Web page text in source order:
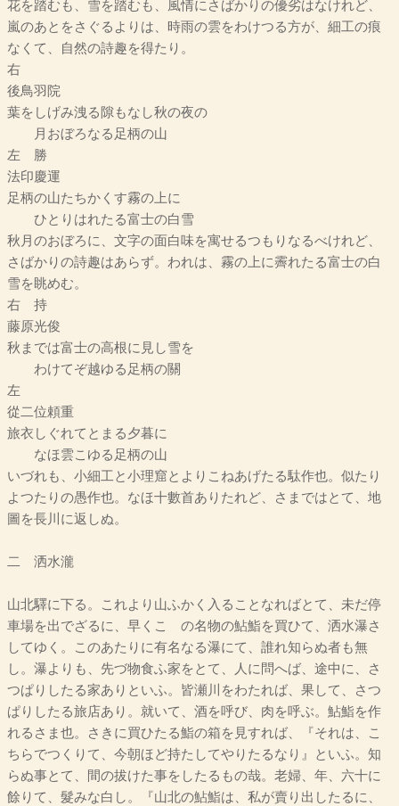
花を踏むも、雪を踏むも、風情にさばかりの優劣はなけれど、
嵐のあとをさぐるよりは、時雨の雲をわけつる方が、細工の痕
なくて、自然の詩趣を得たり。
右
後鳥羽院
葉をしげみ洩る隙もなし秋の夜の
月おぼろなる足柄の山
左 勝
法印慶運
足柄の山たちかくす霧の上に
ひとりはれたる富士の白雪
秋月のおぼろに、文字の面白味を寓せるつもりなるべけれど、
さばかりの詩趣はあらず。われは、霧の上に霽れたる富士の白
雪を眺めむ。
右 持
藤原光俊
秋までは富士の高根に見し雪を
わけてぞ越ゆる足柄の關
左
從二位頼重
旅衣しぐれてとまる夕暮に
なほ雲こゆる足柄の山
いづれも、小細工と小理窟とよりこねあげたる駄作也。似たり
よつたりの愚作也。なほ十數首ありたれど、さまではとて、地
圖を長川に返しぬ。
二 洒水瀧
山北驛に下る。これより山ふかく入ることなればとて、未だ停
車場を出でざるに、早くこゝの名物の鮎鮨を買ひて、洒水瀑さ
してゆく。このあたりに有名なる瀑にて、誰れ知らぬ者も無
し。瀑よりも、先づ物食ふ家をとて、人に問へば、途中に、さ
つぱりしたる家ありといふ。皆瀬川をわたれば、果して、さつ
ぱりしたる旅店あり。就いて、酒を呼び、肉を呼ぶ。鮎鮨を作
れるさま也。さきに買ひたる鮨の箱を見すれば、『それは、こ
ちらでつくりて、今朝ほど持たしてやりたるなり』といふ。知
らぬ事とて、間の拔けた事をしたるもの哉。老婦、年、六十に
餘りて、髮みな白し。『山北の鮎鮨は、私が賣り出したるに、